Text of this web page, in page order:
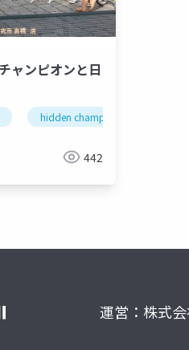
ャンピオンと日
hidden champion gnt企業 地域
442
運営：株式